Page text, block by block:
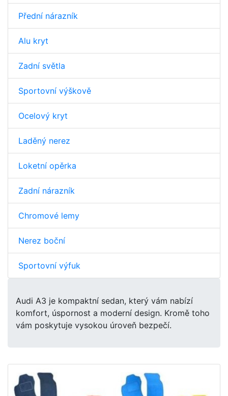
Přední nárazník
Alu kryt
Zadní světla
Sportovní výškově
Ocelový kryt
Laděný nerez
Loketní opěrka
Zadní nárazník
Chromové lemy
Nerez boční
Sportovní výfuk
Audi A3 je kompaktní sedan, který vám nabízí
komfort, úspornost a moderní design. Kromě toho
vám poskytuje vysokou úroveň bezpečí.